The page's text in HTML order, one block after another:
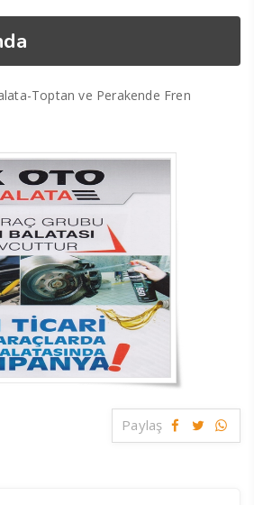
Toptan ve Perakende Fren
Paylaş